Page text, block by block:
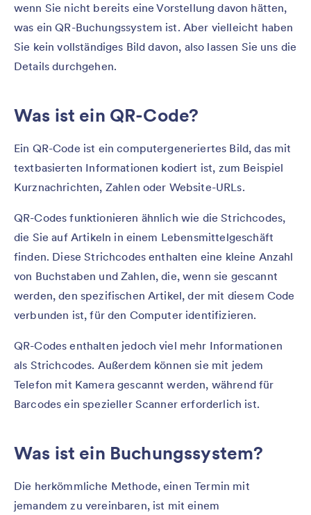
wenn Sie nicht bereits eine Vorstellung davon hätten,
was ein QR-Buchungssystem ist. Aber vielleicht haben
Sie kein vollständiges Bild davon, also lassen Sie uns die
Details durchgehen.
Was ist ein QR-Code?
Ein QR-Code ist ein computergeneriertes Bild, das mit
textbasierten Informationen kodiert ist, zum Beispiel
Kurznachrichten, Zahlen oder Website-URLs.
QR-Codes funktionieren ähnlich wie die Strichcodes,
die Sie auf Artikeln in einem Lebensmittelgeschäft
finden. Diese Strichcodes enthalten eine kleine Anzahl
von Buchstaben und Zahlen, die, wenn sie gescannt
werden, den spezifischen Artikel, der mit diesem Code
verbunden ist, für den Computer identifizieren.
QR-Codes enthalten jedoch viel mehr Informationen
als Strichcodes. Außerdem können sie mit jedem
Telefon mit Kamera gescannt werden, während für
Barcodes ein spezieller Scanner erforderlich ist.
Was ist ein Buchungssystem?
Die herkömmliche Methode, einen Termin mit
jemandem zu vereinbaren, ist mit einem